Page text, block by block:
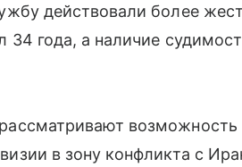
действовали более
34 года, а наличие
возможность
в зону конфликта с